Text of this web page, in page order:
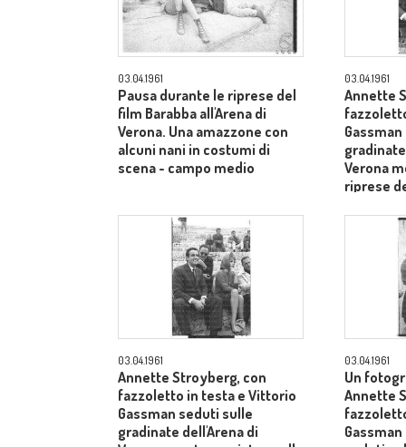
03.04.1961
Pausa durante le riprese del
film Barabba all'Arena di
Verona. Una amazzone con
alcuni nani in costumi di
scena - campo medio
03.04.1961
Annette
Verona
riprese
03.04.1961
Annette Stroyberg, con
fazzoletto in testa e Vittorio
Gassman seduti sulle
gradinate dell'Arena di
03.04.1961
Un
Annette